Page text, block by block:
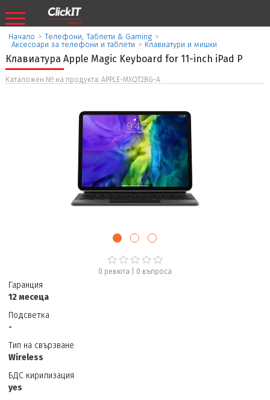
Начало > Телефони, Таблети & Gaming >
Аксесоари за телефони и таблети > Клавиатури и мишки
Клавиатура Apple Magic Keyboard for 11-inch iPad P
Каталожен № на продукта: APPLE-MXQT2BG-A
0 ревюта| 0 въпроса
Гаранция
12 месеца
Подсветка
-
Тип на свързване
Wireless
БДС кирилизация
yes